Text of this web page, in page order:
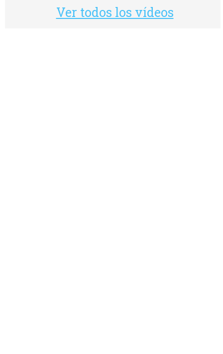
Ver todos los vídeos